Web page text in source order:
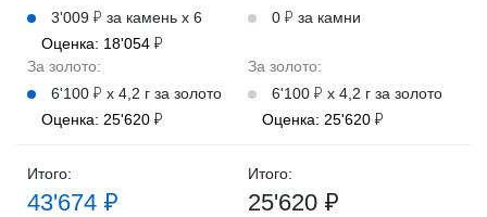
3'009 ₽ за камень х 6
Оценка: 18'054 ₽
За золото:
6'100 ₽ х 4,2 г за золото
Оценка: 25'620 ₽
0 ₽ за камни
За золото:
6'100 ₽ х 4,2 г за золото
Оценка: 25'620 ₽
Итого:
43'674 ₽
Итого:
25'620 ₽